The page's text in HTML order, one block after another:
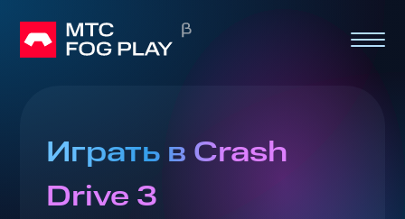
Играть в Crash
Drive 3